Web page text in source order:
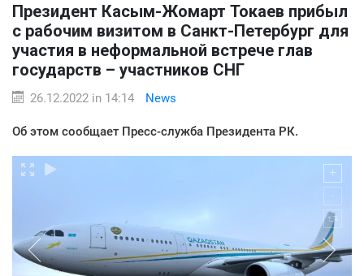
Президент Касым-Жомарт Токаев прибыл
с рабочим визитом в Санкт-Петербург для
участия в неформальной встрече глав
государств – участников СНГ
26.12.2022 in 14:14 News
Об этом сообщает Пресс-служба Президента РК.